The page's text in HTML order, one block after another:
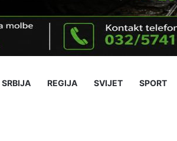
SRBIJA REGIJA SVIJET SPORT